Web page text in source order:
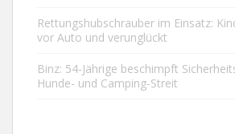
Rettungshubschrauber im Einsatz:
vor Auto und verunglückt
Binz: 54-Jährige beschimpft
Hunde- und Camping-Streit